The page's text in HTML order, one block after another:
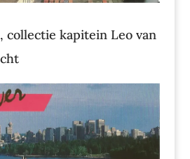
collectie kapitein Leo van